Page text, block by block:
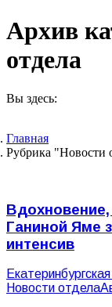
Архив
отдела
Вы здесь:
Главная
Рубрика "Новости
Ганиной Яме
интенсив
Новости отдела